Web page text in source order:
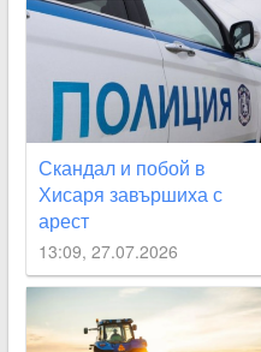
Скандал и побой в
Хисаря завършиха с
арест
13:09, 27.07.2026